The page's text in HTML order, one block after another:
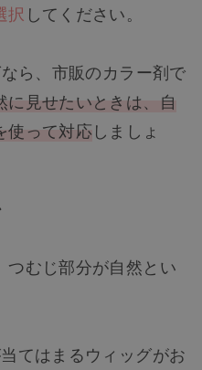
択 してください。
ら、市販のカラー剤で
に見せたいときは、自
使って対応しましょ
つむじ部分が自然とい
てはまるウィッグがお